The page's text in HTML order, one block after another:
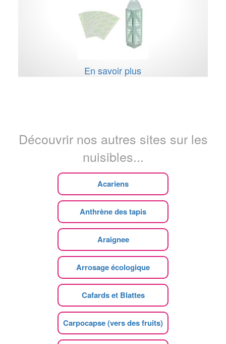
En savoir plus
Découvrir nos autres sites sur les
nuisibles...
Acariens
Anthrène des tapis
Araignee
Arrosage écologique
Cafards et Blattes
Carpocapse (vers des fruits)